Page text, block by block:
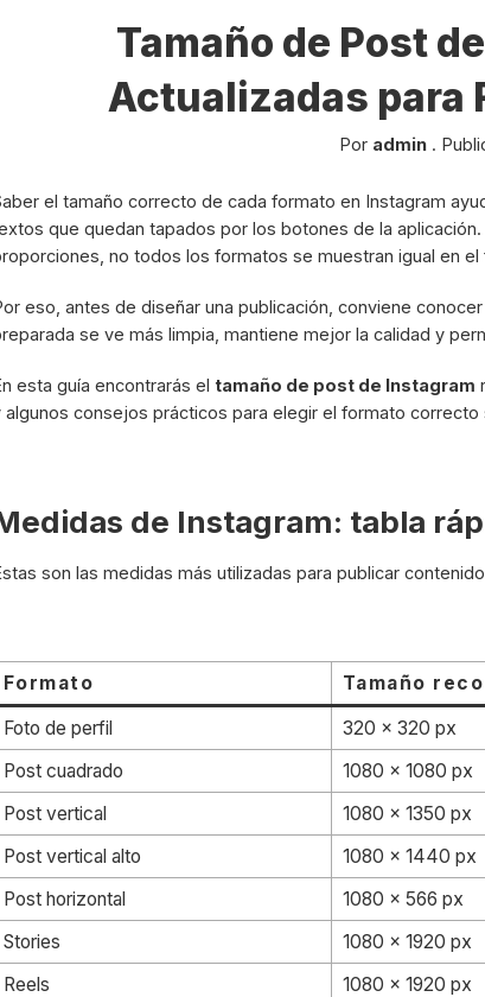
Tamaño de Post
Actualizadas para
Por admin.
el tamaño correcto de cada formato en Instagram
que quedan tapados por los botones de la
no todos los formatos se muestran igual en
eso, antes de diseñar una publicación, conviene conocer
se ve más limpia, mantiene mejor la calidad y
esta guía encontrarás el tamaño de post de Instagram
algunos consejos prácticos para elegir el formato
de Instagram: tabla
son las medidas más utilizadas para publicar
Formato Tamaño
Foto de perfil
320 x 320 px
Post cuadrado
1080 x 1080 px
Post vertical
1080 x 1350 px
Post vertical alto
1080 x 1440 px
Post horizontal
1080 x 566 px
Stories
1080 x 1920 px
Reels
1080 x 1920 px